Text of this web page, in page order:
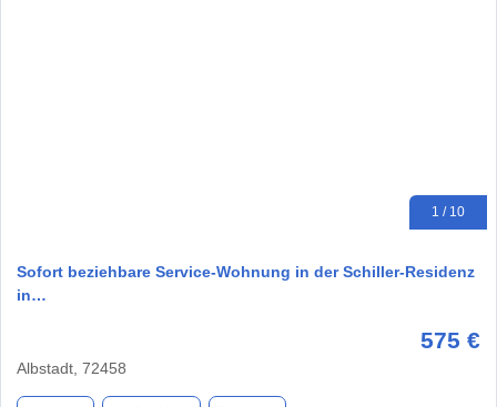
1 / 10
Sofort beziehbare Service-Wohnung in der Schiller-Residenz
in…
575 €
Albstadt, 72458